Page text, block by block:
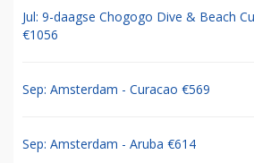
Jul: 9-daagse Chogogo Dive & Beach
€1056
Sep: Amsterdam - Curacao €569
Sep: Amsterdam - Aruba €614